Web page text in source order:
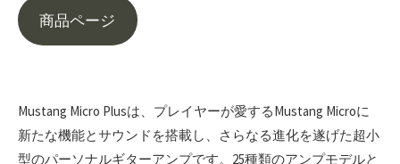
商品ページ
Mustang Micro Plusは、プレイヤーが愛するMustang Microに
新たな機能とサウンドを搭載し、さらなる進化を遂げた超小
型のパーソナルギターアンプです。25種類のアンプモデルと